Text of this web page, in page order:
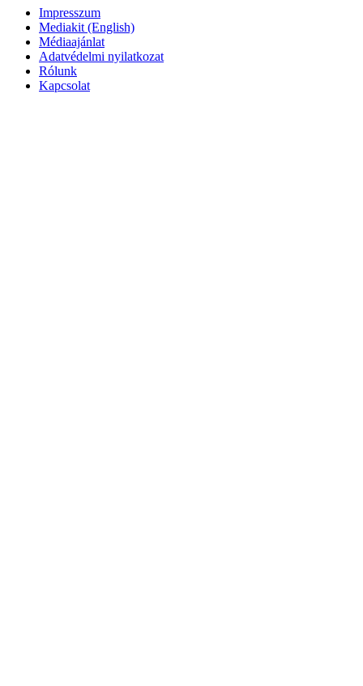
Impresszum
Mediakit (English)
Médiaajánlat
Adatvédelmi nyilatkozat
Rólunk
Kapcsolat